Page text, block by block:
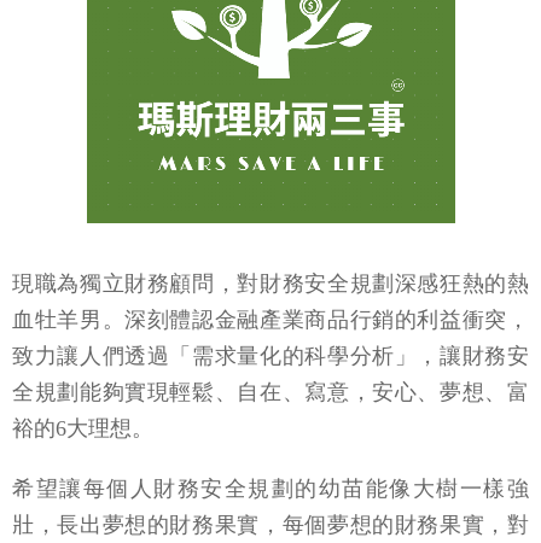
現職為獨立財務顧問，對財務安全規劃深感狂熱的熱
血牡羊男。深刻體認金融產業商品行銷的利益衝突，
致力讓人們透過「需求量化的科學分析」，讓財務安
全規劃能夠實現輕鬆、自在、寫意，安心、夢想、富
裕的6大理想。
希望讓每個人財務安全規劃的幼苗能像大樹一樣強
壯，長出夢想的財務果實，每個夢想的財務果實，對